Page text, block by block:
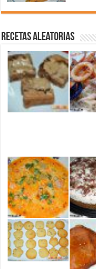
Recetas aleatorias